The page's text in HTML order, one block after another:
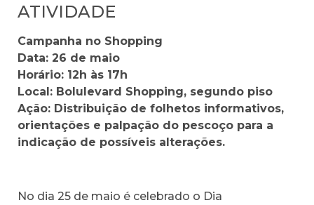
ATIVIDADE
Campanha no Shopping
Data: 26 de maio
Horário: 12h às 17h
Local: Bolulevard Shopping, segundo piso
Ação: Distribuição de folhetos informativos,
orientações e palpação do pescoço para a
indicação de possíveis alterações.
No dia 25 de maio é celebrado o Dia